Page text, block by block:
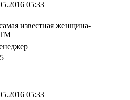
05:33
известная женщина-
ТМ
05:33